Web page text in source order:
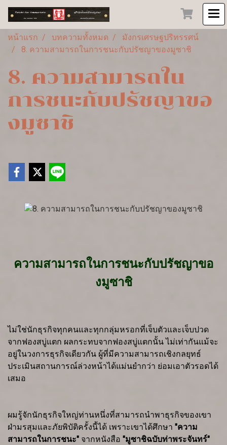
หน้าแรก บทความทั้งหมด
มังกรเศรษฐปริทรรศน์
8. ความสามารถในการชนะกับปรัชญาของมูซาชิ
8. ความสามารถใน
การชนะกับปรัชญาขอ
งมูซาชิ
ความสามารถในการชนะกับปรัชญาขอ
งมูซาชิ
ไม่ใช่นักธุรกิจทุกคนและทุกกลุ่มหรอกที่เจ็บตัวและเจ็บปวด
จากฟองสบู่แตก ผลกระทบจากฟองสบู่แตกนั้น ไม่เท่ากันแม้จะ
อยู่ในวงการธุรกิจเดียวกัน ผู้ที่มีความสามารถเชิงกลยุทธ์
ประเมินสถานการณ์ล่วงหน้าได้แม่นยำกว่า ย่อมเอาตัวรอดได้
เสมอ
ผมรู้จักนักธุรกิจใหญ่ท่านหนึ่งที่สามารถนำพาธุรกิจของเขา
ฝ่ามรสุมและภัยพิบัติครั้งนี้ได้ เพราะเขาได้ศึกษา "ความ
สามารถในการชนะ" จากหนังสือ "มูซาชิฉบับท่าพระจันทร์"